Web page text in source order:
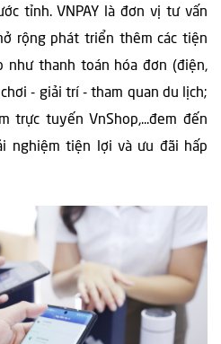
tỉnh. VNPAY là đơn vị tư vấn
rộng phát triển thêm các tiện
như thanh toán hóa đơn (điện,
- giải trí - tham quan du lịch;
trực tuyến VnShop,...đem đến
nghiệm tiện lợi và ưu đãi hấp